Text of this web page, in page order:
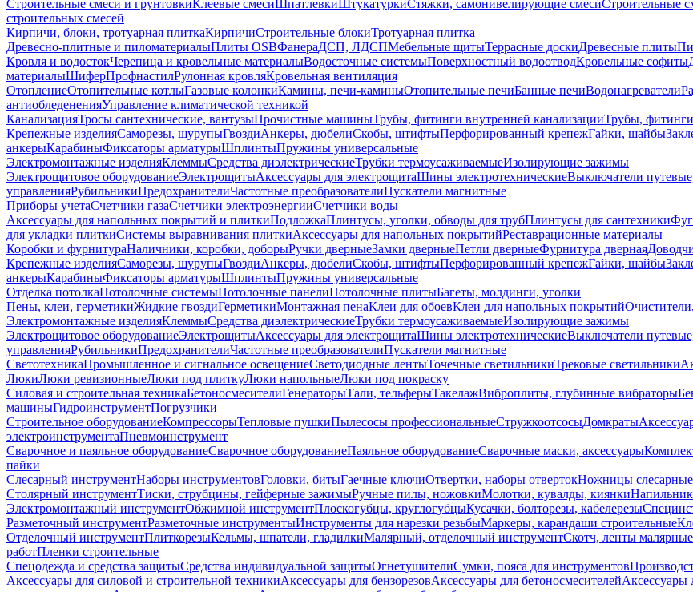
Строительные смеси и грунтовкиКлеевые смесиШпатлевкиШтукатуркиСтяжки, самонивелирующие смесиСтроительные
строительных смесей
Кирпичи, блоки, тротуарная плиткаКирпичиСтроительные блокиТротуарная плитка
Древесно-плитные и пиломатериалыПлиты OSBФанераДСП, ЛДСПМебельные щитыТеррасные доскиДревесные плиты
Кровля и водостокЧерепица и кровельные материалыВодосточные системыПоверхностный водоотводКровельные софиты
материалыШиферПрофнастилРулонная кровляКровельная вентиляция
ОтоплениеОтопительные котлыГазовые колонкиКамины, печи-каминыОтопительные печиБанные печиВодонагреватели
антиобледененияУправление климатической техникой
КанализацияТросы сантехнические, вантузыПрочистные машиныТрубы, фитинги внутренней канализацииТрубы,
Крепежные изделияСаморезы, шурупыГвоздиАнкеры, дюбелиСкобы, штифтыПерфорированный крепежГайки, шайбы
анкерыКарабиныФиксаторы арматурыШплинтыПружины универсальные
Электромонтажные изделияКлеммыСредства диэлектрическиеТрубки термоусаживаемыеИзолирующие зажимы
Электрощитовое оборудованиеЭлектрощитыАксессуары для электрощитаШины электротехническиеВыключатели
управленияРубильникиПредохранителиЧастотные преобразователиПускатели магнитные
Приборы учетаСчетчики газаСчетчики электроэнергииСчетчики воды
Аксессуары для напольных покрытий и плиткиПодложкаПлинтусы, уголки, обводы для трубПлинтусы для сантехники
для укладки плиткиСистемы выравнивания плиткиАксессуары для напольных покрытийРеставрационные материалы
Коробки и фурнитураНаличники, коробки, доборыРучки дверныеЗамки дверныеПетли дверныеФурнитура дверная
Крепежные изделияСаморезы, шурупыГвоздиАнкеры, дюбелиСкобы, штифтыПерфорированный крепежГайки, шайбы
анкерыКарабиныФиксаторы арматурыШплинтыПружины универсальные
Отделка потолкаПотолочные системыПотолочные панелиПотолочные плитыБагеты, молдинги, уголки
Пены, клеи, герметикиЖидкие гвоздиГерметикиМонтажная пенаКлеи для обоевКлеи для напольных покрытий
Электромонтажные изделияКлеммыСредства диэлектрическиеТрубки термоусаживаемыеИзолирующие зажимы
Электрощитовое оборудованиеЭлектрощитыАксессуары для электрощитаШины электротехническиеВыключатели
управленияРубильникиПредохранителиЧастотные преобразователиПускатели магнитные
СветотехникаПромышленное и сигнальное освещениеСветодиодные лентыТочечные светильникиТрековые светильники
ЛюкиЛюки ревизионныеЛюки под плиткуЛюки напольныеЛюки под покраску
Силовая и строительная техникаБетоносмесителиГенераторыТали, тельферыТакелажВиброплиты, глубинные вибраторы
машиныГидроинструментПогрузчики
Строительное оборудованиеКомпрессорыТепловые пушкиПылесосы профессиональныеСтружкоотсосыДомкраты
электроинструментаПневмоинструмент
Сварочное и паяльное оборудованиеСварочное оборудованиеПаяльное оборудованиеСварочные маски, аксессуары
пайки
Слесарный инструментНаборы инструментовГоловки, битыГаечные ключиОтвертки, наборы отвертокНожницы слесарные
Столярный инструментТиски, струбцины, гейферные зажимыРучные пилы, ножовкиМолотки, кувалды, киянки
Электромонтажный инструментОбжимной инструментПлоскогубцы, круглогубцыКусачки, болторезы, кабелерезы
Разметочный инструментРазметочные инструментыИнструменты для нарезки резьбыМаркеры, карандаши строительные
Отделочный инструментПлиткорезыКельмы, шпатели, гладилкиМалярный, отделочный инструментСкотч, ленты малярные
работПленки строительные
Спецодежда и средства защитыСредства индивидуальной защитыОгнетушителиСумки, пояса для инструментов
Аксессуары для силовой и строительной техникиАксессуары для бензорезовАксессуары для бетоносмесителейАксессуары